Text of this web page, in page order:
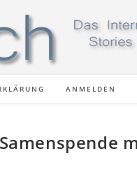
ANMELDEN